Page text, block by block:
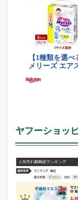
ヤフーショッ